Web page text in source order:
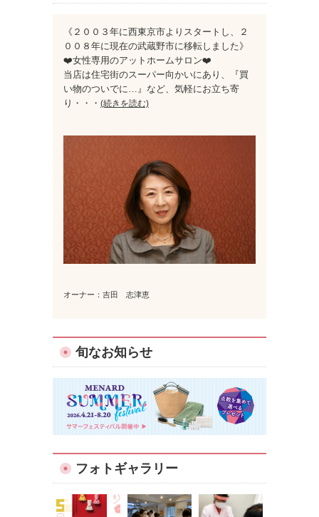
オーナー：吉田 志津恵
《２００３年に西東京市よりスタートし、２
００８年に現在の武蔵野市に移転しました》
❤️女性専用のアットホームサロン❤️
当店は住宅街のスーパー向かいにあり、『買
い物のついでに…』など、気軽にお立ち寄
り ・・・ (続きを読む)
旬なお知らせ
フォトギャラリー